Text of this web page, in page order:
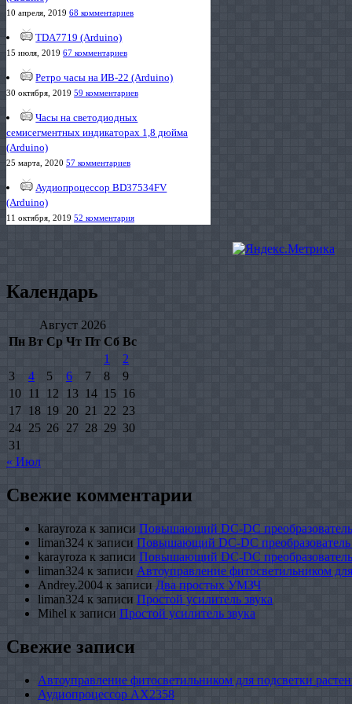
10 апреля, 2019 68 комментариев
TDA7719 (Arduino)
15 июля, 2019 67 комментариев
Ретро часы на ИВ-22 (Arduino)
30 октября, 2019 59 комментариев
Часы на светодиодных
семисегментных индикаторах 1,8 дюйма
(Arduino)
25 марта, 2020 57 комментариев
Аудиопроцессор BD37534FV
(Arduino)
11 октября, 2019 52 комментария
Календарь
Август 2026
Пн Вт Ср Чт Пт Сб Вс
1
2
3
4 5 6 7 8
9
10 11 12 13 14 15 16
17
18 19 20 21 22 23
24 25 26 27 28 29 30
31
« Июл
Свежие комментарии
karayroza к записи Повышающий DC-DC
liman324 к записи Повышающий DC-DC
karayroza к записи Повышающий DC-DC
liman324 к записи Автоуправление фитосветильником
Andrey.2004 к записи Два простых УМЗЧ
liman324 к записи Простой усилитель звука
Mihel к записи Простой усилитель звука
Свежие записи
Автоуправление фитосветильником для подсветки
Аудиопроцессор AX2358